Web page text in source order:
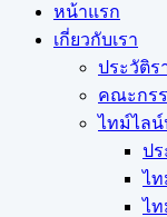
หน้าแรก
เกี่ยวกับเรา
ประวัติร
คณะกร
ไทม์ไลน์
ป
ไท
ไท